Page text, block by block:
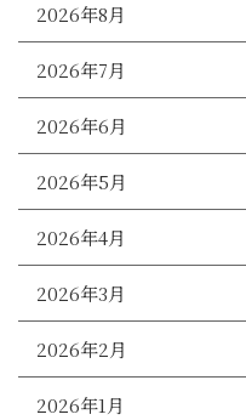
2026年8月
2026年7月
2026年6月
2026年5月
2026年4月
2026年3月
2026年2月
2026年1月